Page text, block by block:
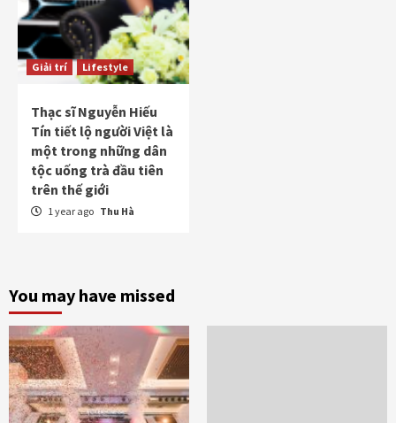
Giải trí Lifestyle
Thạc sĩ Nguyễn Hiếu
Tín tiết lộ người Việt là
một trong những dân
tộc uống trà đầu tiên
trên thế giới
1 year ago Thu Hà
You may have missed